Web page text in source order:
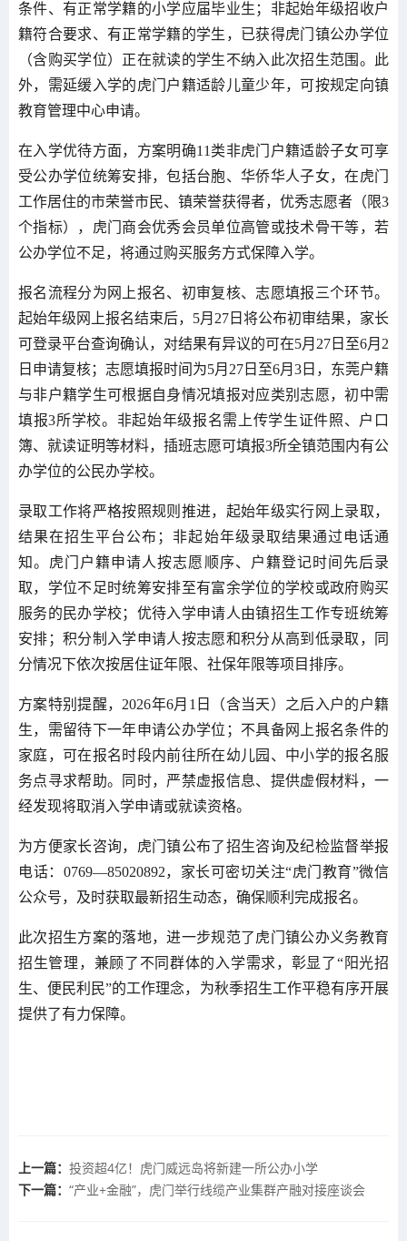
条件、有正常学籍的小学应届毕业生；非起始年级招收户
籍符合要求、有正常学籍的学生，已获得虎门镇公办学位
（含购买学位）正在就读的学生不纳入此次招生范围。此
外，需延缓入学的虎门户籍适龄儿童少年，可按规定向镇
教育管理中心申请。
在入学优待方面，方案明确11类非虎门户籍适龄子女可享
受公办学位统筹安排，包括台胞、华侨华人子女，在虎门
工作居住的市荣誉市民、镇荣誉获得者，优秀志愿者（限3
个指标），虎门商会优秀会员单位高管或技术骨干等，若
公办学位不足，将通过购买服务方式保障入学。
报名流程分为网上报名、初审复核、志愿填报三个环节。
起始年级网上报名结束后，5月27日将公布初审结果，家长
可登录平台查询确认，对结果有异议的可在5月27日至6月2
日申请复核；志愿填报时间为5月27日至6月3日，东莞户籍
与非户籍学生可根据自身情况填报对应类别志愿，初中需
填报3所学校。非起始年级报名需上传学生证件照、户口
簿、就读证明等材料，插班志愿可填报3所全镇范围内有公
办学位的公民办学校。
录取工作将严格按照规则推进，起始年级实行网上录取，
结果在招生平台公布；非起始年级录取结果通过电话通
知。虎门户籍申请人按志愿顺序、户籍登记时间先后录
取，学位不足时统筹安排至有富余学位的学校或政府购买
服务的民办学校；优待入学申请人由镇招生工作专班统筹
安排；积分制入学申请人按志愿和积分从高到低录取，同
分情况下依次按居住证年限、社保年限等项目排序。
方案特别提醒，2026年6月1日（含当天）之后入户的户籍
生，需留待下一年申请公办学位；不具备网上报名条件的
家庭，可在报名时段内前往所在幼儿园、中小学的报名服
务点寻求帮助。同时，严禁虚报信息、提供虚假材料，一
经发现将取消入学申请或就读资格。
为方便家长咨询，虎门镇公布了招生咨询及纪检监督举报
电话：0769—85020892，家长可密切关注“虎门教育”微信
公众号，及时获取最新招生动态，确保顺利完成报名。
此次招生方案的落地，进一步规范了虎门镇公办义务教育
招生管理，兼顾了不同群体的入学需求，彰显了“阳光招
生、便民利民”的工作理念，为秋季招生工作平稳有序开展
提供了有力保障。
上一篇： 投资超4亿！虎门威远岛将新建一所公办小学
下一篇： “产业+金融”，虎门举行线缆产业集群产融对接座谈会